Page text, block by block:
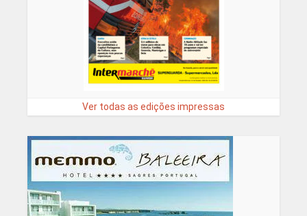
Ver todas as edições impressas